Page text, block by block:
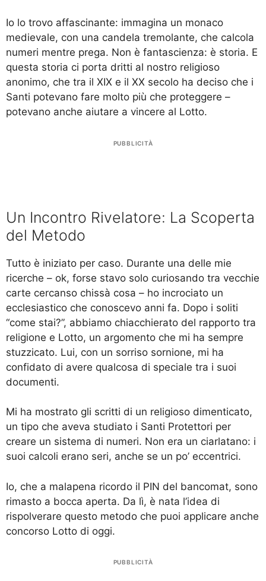
Io lo trovo affascinante: immagina un monaco
medievale, con una candela tremolante, che calcola
numeri mentre prega. Non è fantascienza: è storia. E
questa storia ci porta dritti al nostro religioso
anonimo, che tra il XIX e il XX secolo ha deciso che i
Santi potevano fare molto più che proteggere –
potevano anche aiutare a vincere al Lotto.
PUBBLICITÀ
Un Incontro Rivelatore: La Scoperta
del Metodo
Tutto è iniziato per caso. Durante una delle mie
ricerche – ok, forse stavo solo curiosando tra vecchie
carte cercanso chissà cosa – ho incrociato un
ecclesiastico che conoscevo anni fa. Dopo i soliti
“come stai?”, abbiamo chiacchierato del rapporto tra
religione e Lotto, un argomento che mi ha sempre
stuzzicato. Lui, con un sorriso sornione, mi ha
confidato di avere qualcosa di speciale tra i suoi
documenti.
Mi ha mostrato gli scritti di un religioso dimenticato,
un tipo che aveva studiato i Santi Protettori per
creare un sistema di numeri. Non era un ciarlatano: i
suoi calcoli erano seri, anche se un po’ eccentrici.
Io, che a malapena ricordo il PIN del bancomat, sono
rimasto a bocca aperta. Da lì, è nata l’idea di
rispolverare questo metodo che puoi applicare anche
concorso Lotto di oggi.
PUBBLICITÀ